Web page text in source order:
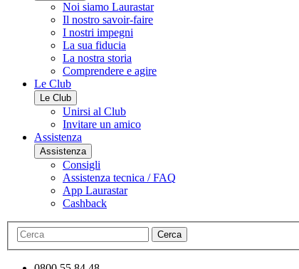
Noi siamo Laurastar
Il nostro savoir-faire
I nostri impegni
La sua fiducia
La nostra storia
Comprendere e agire
Le Club
Le Club
Unirsi al Club
Invitare un amico
Assistenza
Assistenza
Consigli
Assistenza tecnica / FAQ
App Laurastar
Cashback
Cerca